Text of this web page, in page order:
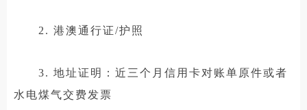
2. 港澳通行证/护照
3. 地址证明：近三个月信用卡对账单原件或者
水电煤气交费发票